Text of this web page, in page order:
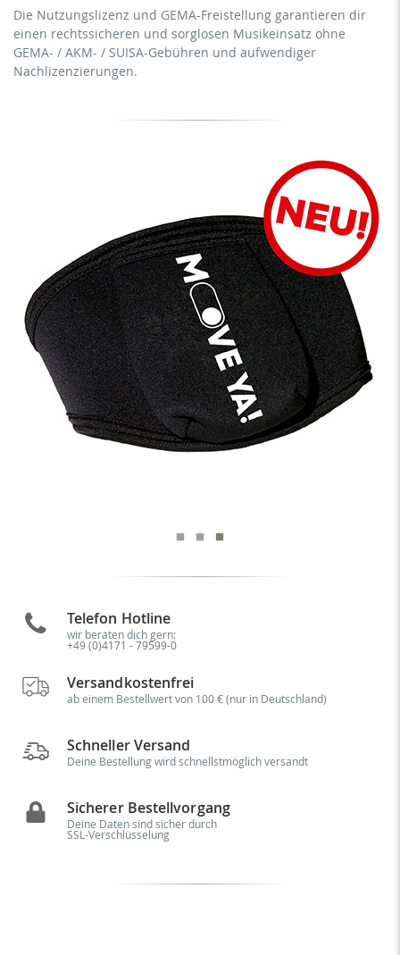
mechanische Vervielfältigung als DVD (bis 1.000 Stück)
Download der Titel zur Verwendung
Die Nutzungslizenz und GEMA-Freistellung garantieren dir
einen rechtssicheren und sorglosen Musikeinsatz ohne
GEMA- / AKM- / SUISA-Gebühren und aufwendiger
Nachlizenzierungen.
Telefon Hotline
wir beraten dich gern:
+49 (0)4171 - 79599-0
Versandkostenfrei
ab einem Bestellwert von 100 € (nur in Deutschland)
Schneller Versand
Deine Bestellung wird schnellstmöglich versandt
Sicherer Bestellvorgang
Deine Daten sind sicher durch
SSL-Verschlüsselung